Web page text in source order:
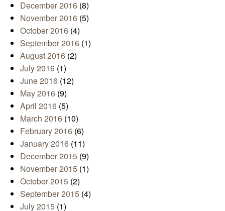
December 2016 (8)
November 2016 (5)
October 2016 (4)
September 2016 (1)
August 2016 (2)
July 2016 (1)
June 2016 (12)
May 2016 (9)
April 2016 (5)
March 2016 (10)
February 2016 (6)
January 2016 (11)
December 2015 (9)
November 2015 (1)
October 2015 (2)
September 2015 (4)
July 2015 (1)